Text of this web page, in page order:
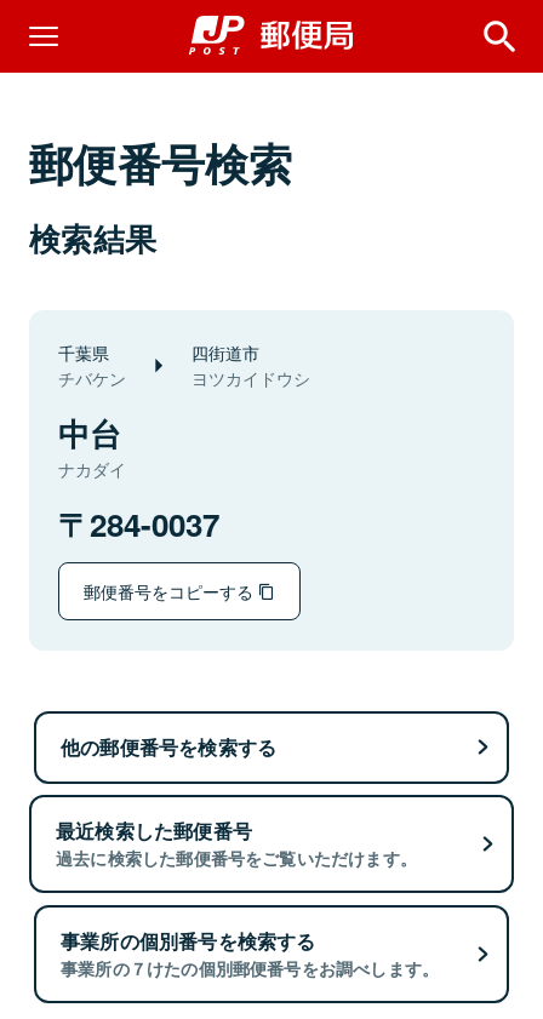
郵便番号検索
検索結果
千葉県
チバケン
四街道市
ヨツカイドウシ
中台
ナカダイ
284-0037
郵便番号をコピーする
他の郵便番号を検索する
最近検索した郵便番号
過去に検索した郵便番号をご覧いただけます。
事業所の個別番号を検索する
事業所の７けたの個別郵便番号をお調べします。